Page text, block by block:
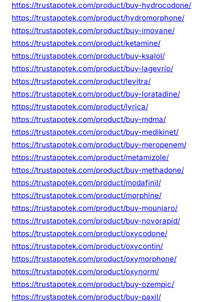
https://trustapotek.com/product/buy-hydrocodone/
https://trustapotek.com/product/hydromorphone/
https://trustapotek.com/product/buy-imovane/
https://trustapotek.com/product/ketamine/
https://trustapotek.com/product/buy-ksalol/
https://trustapotek.com/product/buy-lagevrio/
https://trustapotek.com/product/levitra/
https://trustapotek.com/product/buy-loratadine/
https://trustapotek.com/product/lyrica/
https://trustapotek.com/product/buy-mdma/
https://trustapotek.com/product/buy-medikinet/
https://trustapotek.com/product/buy-meropenem/
https://trustapotek.com/product/metamizole/
https://trustapotek.com/product/buy-methadone/
https://trustapotek.com/product/modafinil/
https://trustapotek.com/product/morphine/
https://trustapotek.com/product/buy-mounjaro/
https://trustapotek.com/product/buy-novorapid/
https://trustapotek.com/product/oxycodone/
https://trustapotek.com/product/oxycontin/
https://trustapotek.com/product/oxymorphone/
https://trustapotek.com/product/oxynorm/
https://trustapotek.com/product/buy-ozempic/
https://trustapotek.com/product/buy-paxil/